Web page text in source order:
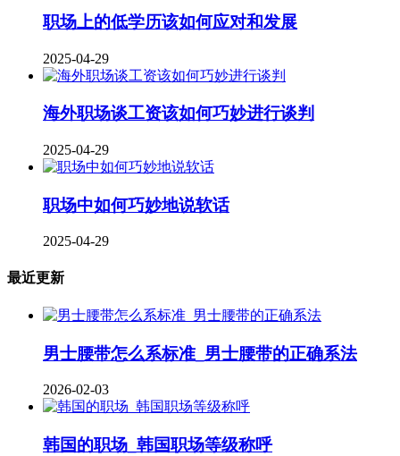
职场上的低学历该如何应对和发展
2025-04-29
海外职场谈工资该如何巧妙进行谈判
2025-04-29
职场中如何巧妙地说软话
2025-04-29
最近更新
男士腰带怎么系标准_男士腰带的正确系法
2026-02-03
韩国的职场_韩国职场等级称呼